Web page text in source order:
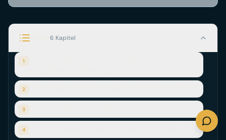
6 Kapitel
1
2
3
4